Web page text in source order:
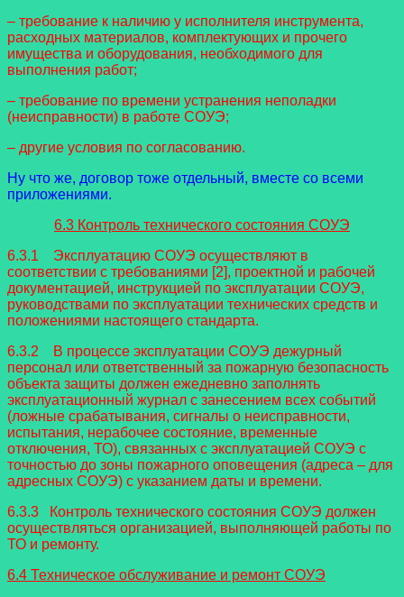
– требование к наличию у исполнителя инструмента,
расходных материалов, комплектующих и прочего
имущества и оборудования, необходимого для
выполнения работ;
– требование по времени устранения неполадки
(неисправности) в работе СОУЭ;
– другие условия по согласованию.
Ну что же, договор тоже отдельный, вместе со всеми
приложениями.
6.3 Контроль технического состояния СОУЭ
6.3.1 Эксплуатацию СОУЭ осуществляют в
соответствии с требованиями [2], проектной и рабочей
документацией, инструкцией по эксплуатации СОУЭ,
руководствами по эксплуатации технических средств и
положениями настоящего стандарта.
6.3.2 В процессе эксплуатации СОУЭ дежурный
персонал или ответственный за пожарную безопасность
объекта защиты должен ежедневно заполнять
эксплуатационный журнал с занесением всех событий
(ложные срабатывания, сигналы о неисправности,
испытания, нерабочее состояние, временные
отключения, ТО), связанных с эксплуатацией СОУЭ с
точностью до зоны пожарного оповещения (адреса – для
адресных СОУЭ) с указанием даты и времени.
6.3.3 Контроль технического состояния СОУЭ должен
осуществляться организацией, выполняющей работы по
ТО и ремонту.
6.4 Техническое обслуживание и ремонт СОУЭ